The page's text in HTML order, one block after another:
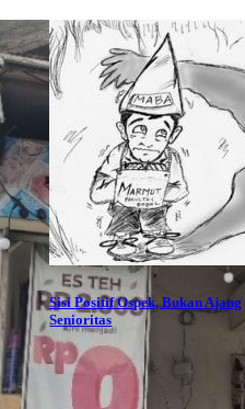
Sisi Positif Ospek, Bukan Ajang
Senioritas